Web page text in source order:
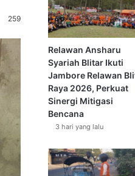
259
Relawan Ansharu
Syariah Blitar Ikuti
Jambore Relawan
Raya 2026, Perkuat
Sinergi Mitigasi
Bencana
3 hari yang lalu